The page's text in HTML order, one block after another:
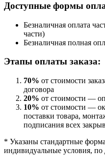
Доступные формы
Безналичная оплата
части)
Безналичная полная
Этапы оплаты заказа:
70% от стоимости
договора
20% от стоимости —
10% от стоимости —
поставки товара,
подписания всех
* Указаны стандартные
индивидуальные условия, по